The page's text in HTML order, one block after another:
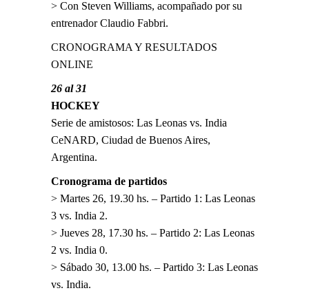
> Con Steven Williams, acompañado por su
entrenador Claudio Fabbri.
CRONOGRAMA Y RESULTADOS
ONLINE
26 al 31
HOCKEY
Serie de amistosos: Las Leonas vs. India
CeNARD, Ciudad de Buenos Aires,
Argentina.
Cronograma de partidos
> Martes 26, 19.30 hs. – Partido 1: Las Leonas
3 vs. India 2.
> Jueves 28, 17.30 hs. – Partido 2: Las Leonas
2 vs. India 0.
> Sábado 30, 13.00 hs. – Partido 3: Las Leonas
vs. India.